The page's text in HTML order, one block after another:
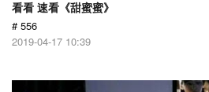
看看 速看《甜蜜蜜》
# 556
2019-04-17 10:39